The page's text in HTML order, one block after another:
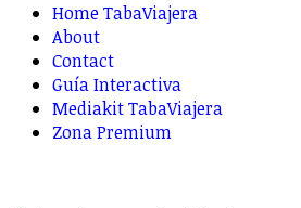
Home TabaViajera
About
Contact
Guía Interactiva
Mediakit TabaViajera
Zona Premium